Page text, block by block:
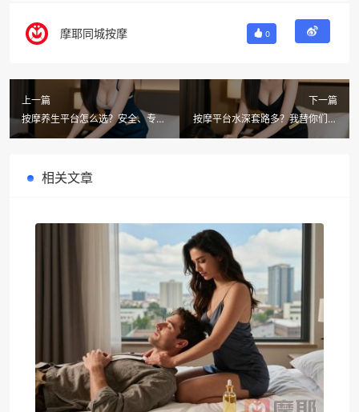
摩耶同城按摩 0
上一篇
按摩养生平台怎么选？安全、专
业、省心一个都不能少
下一篇
按摩平台水深套路多？我替你们试
了试摩耶，技师颜值手艺双在线
相关文章